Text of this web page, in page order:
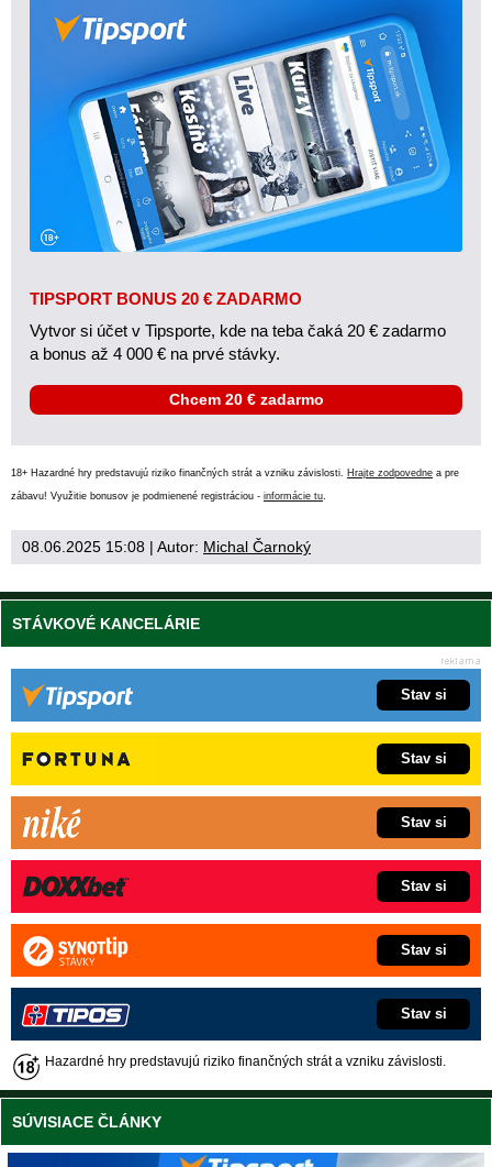
TIPSPORT BONUS 20 € ZADARMO
Vytvor si účet v Tipsporte, kde na teba čaká 20 € zadarmo
a bonus až 4 000 € na prvé stávky.
Chcem 20 € zadarmo
18+ Hazardné hry predstavujú riziko finančných strát a vzniku závislosti. Hrajte zodpovedne a pre
zábavu! Využitie bonusov je podmienené registráciou - informácie tu
08.06.2025 15:08 | Autor: Michal Čarnoký
STÁVKOVÉ KANCELÁRIE
Stav si
Stav si
Stav si
Stav si
Stav si
Stav si
Hazardné hry predstavujú riziko finančných strát a vzniku závislosti.
SÚVISIACE ČLÁNKY